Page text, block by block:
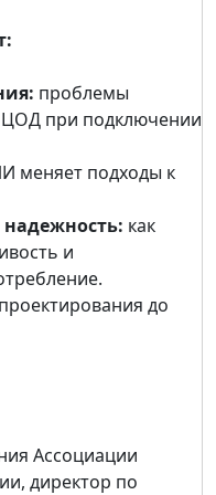
проблемы
ЦОД при подключении
меняет подходы к
как
и
до
Ассоциации
директор по